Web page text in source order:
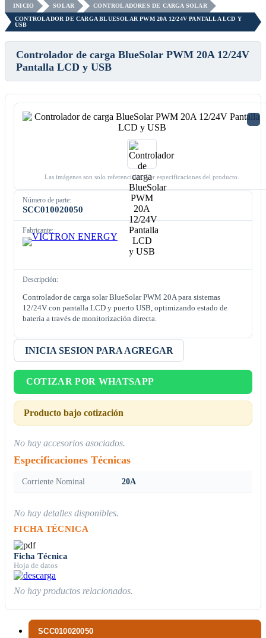
INICIO SOLAR
CONTROLADORES DE CARGA SOLAR
CONTROLADOR DE CARGA BLUESOLAR PWM 20A 12/24V PANTALLA LCD Y
USB
Controlador de carga BlueSolar PWM 20A 12/24V
Pantalla LCD y USB
SCC010020050
Las imágenes son solo referenciales. Ver especificaciones del producto.
Número de parte:
SCC010020050
Fabricante:
Descripción:
Controlador de carga solar BlueSolar PWM 20A para sistemas
12/24V con pantalla LCD y puerto USB, optimizando estado de
batería a través de monitorización directa.
INICIA SESION PARA AGREGAR
COTIZAR POR WHATSAPP
Producto bajo cotización
No hay accesorios asociados.
Especificaciones Técnicas
Corriente Nominal 20A
No hay detalles disponibles.
FICHA TÉCNICA
Ficha Técnica
Hoja de datos
No hay productos relacionados.